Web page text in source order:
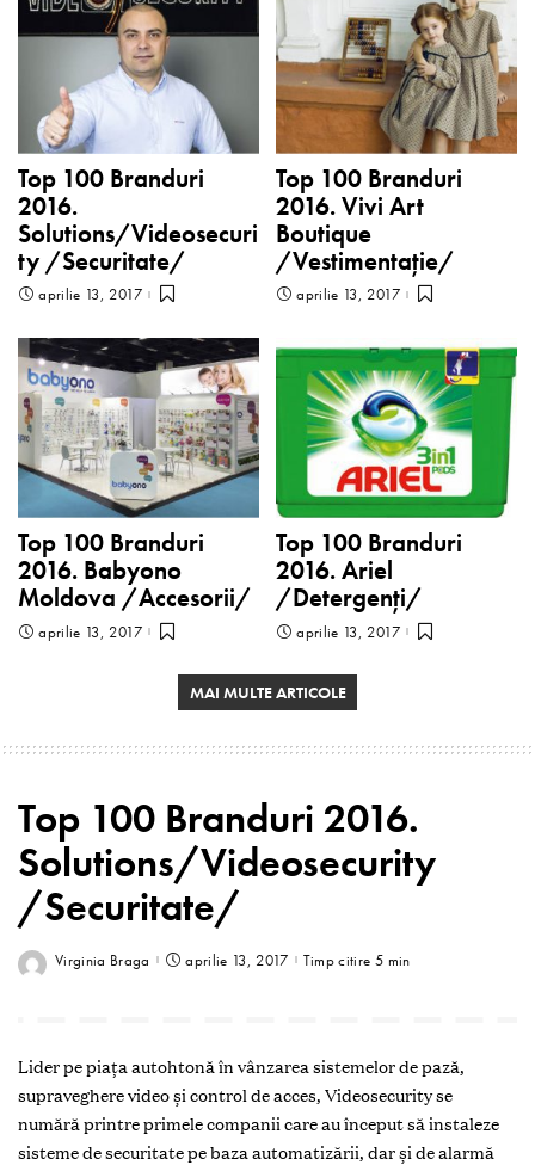
Top 100 Branduri
2016.
Solutions/Videosecuri
ty /Securitate/
aprilie 13, 2017
Top 100 Branduri
2016. Vivi Art
Boutique
/Vestimentaţie/
aprilie 13, 2017
Top 100 Branduri
2016. Babyono
Moldova /Accesorii/
aprilie 13, 2017
Top 100 Branduri
2016. Ariel
/Detergenți/
aprilie 13, 2017
MAI MULTE ARTICOLE
Top 100 Branduri 2016.
Solutions/Videosecurity
/Securitate/
Virginia Braga aprilie 13, 2017 Timp citire 5 min
Lider pe piața autohtonă în vânzarea sistemelor de pază,
supraveghere video și control de acces, Videosecurity se
numără printre primele companii care au început să instaleze
sisteme de securitate pe baza automatizării, dar și de alarmă